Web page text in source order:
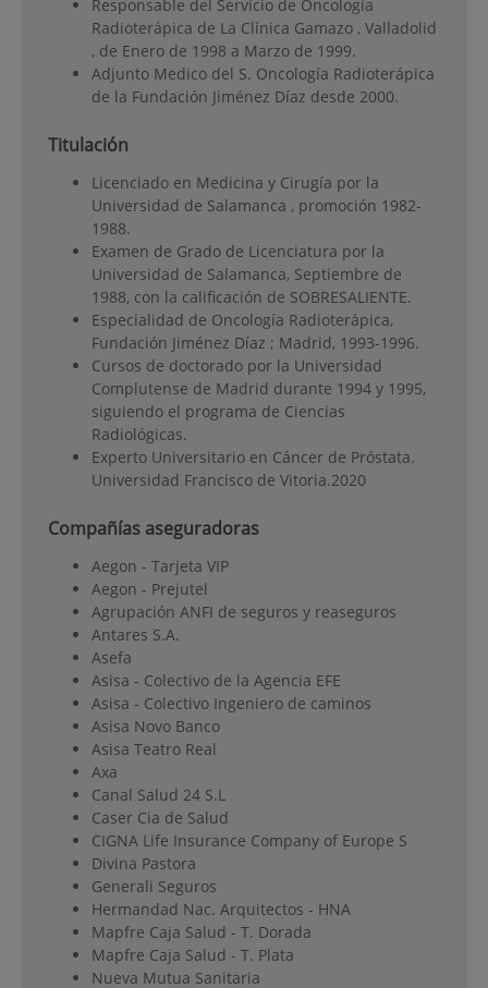
Responsable del Servicio de Oncología
Radioterápica de La Clínica Gamazo , Valladolid
, de Enero de 1998 a Marzo de 1999.
Adjunto Medico del S. Oncología Radioterápica
de la Fundación Jiménez Díaz desde 2000.
Titulación
Licenciado en Medicina y Cirugía por la
Universidad de Salamanca , promoción 1982-
1988.
Examen de Grado de Licenciatura por la
Universidad de Salamanca, Septiembre de
1988, con la calificación de SOBRESALIENTE.
Especialidad de Oncología Radioterápica,
Fundación Jiménez Díaz ; Madrid, 1993-1996.
Cursos de doctorado por la Universidad
Complutense de Madrid durante 1994 y 1995,
siguiendo el programa de Ciencias
Radiológicas.
Experto Universitario en Cáncer de Próstata.
Universidad Francisco de Vitoria.2020
Compañías aseguradoras
Aegon - Tarjeta VIP
Aegon - Prejutel
Agrupación ANFI de seguros y reaseguros
Antares S.A.
Asefa
Asisa - Colectivo de la Agencia EFE
Asisa - Colectivo Ingeniero de caminos
Asisa Novo Banco
Asisa Teatro Real
Axa
Canal Salud 24 S.L
Caser Cia de Salud
CIGNA Life Insurance Company of Europe S
Divina Pastora
Generali Seguros
Hermandad Nac. Arquitectos - HNA
Mapfre Caja Salud - T. Dorada
Mapfre Caja Salud - T. Plata
Nueva Mutua Sanitaria